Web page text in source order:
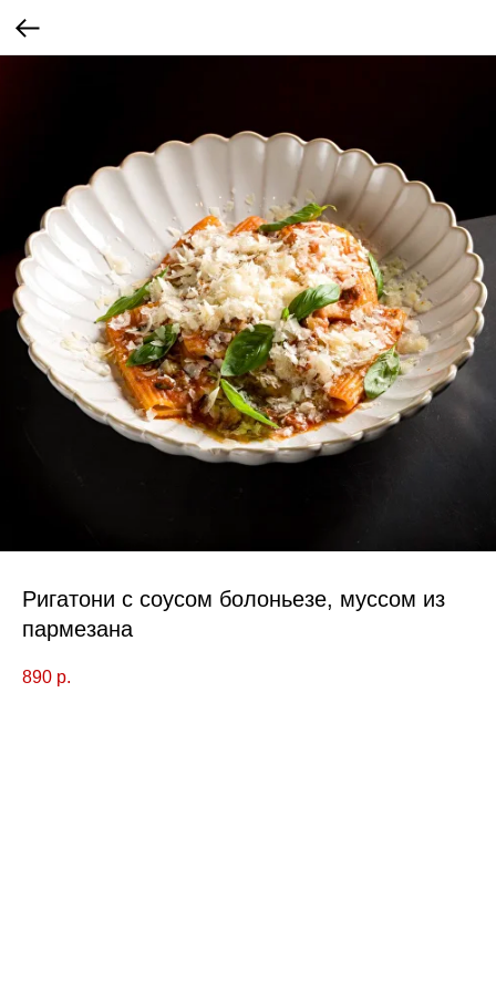
Ригатони с соусом болоньезе, муссом из
пармезана
890 р.